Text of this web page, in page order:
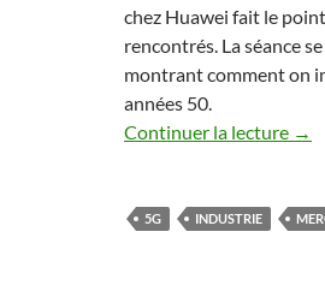
chez Huawei fait le
rencontrés. La séance
montrant comment on
années 50.
Continuer la lecture →
5G INDUSTRIE